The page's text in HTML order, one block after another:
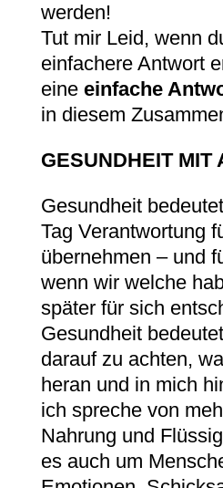
werden!
Tut mir Leid, wenn
einfachere Antwort
eine einfache
in diesem
GESUNDHEIT MIT
Gesundheit
Tag Verantwortung
übernehmen – und
wenn wir welche
später für sich
Gesundheit
darauf zu achten,
heran und in mich
ich spreche von
Nahrung und
es auch um